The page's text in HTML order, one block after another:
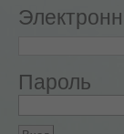
Пароль